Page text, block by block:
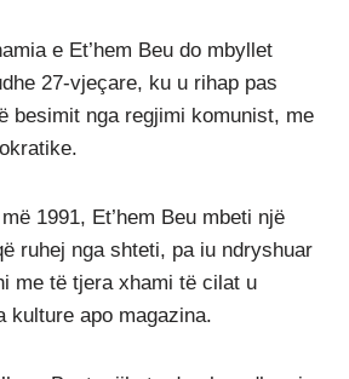
e Et’hem Beu do mbyllet
27-vjeçare, ku u rihap pas
besimit nga regjimi komunist, me
1991, Et’hem Beu mbeti një
ruhej nga shteti, pa iu ndryshuar
me të tjera xhami të cilat u
kulture apo magazina.